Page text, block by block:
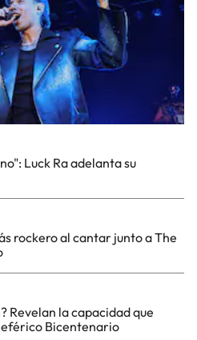
Luck Ra adelanta su
rockero al cantar junto a The
Revelan la capacidad que
Bicentenario